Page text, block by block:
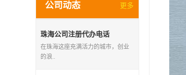
公司动态 更多
珠海公司注册代办电话
在珠海这座充满活力的城市，创业
的浪..